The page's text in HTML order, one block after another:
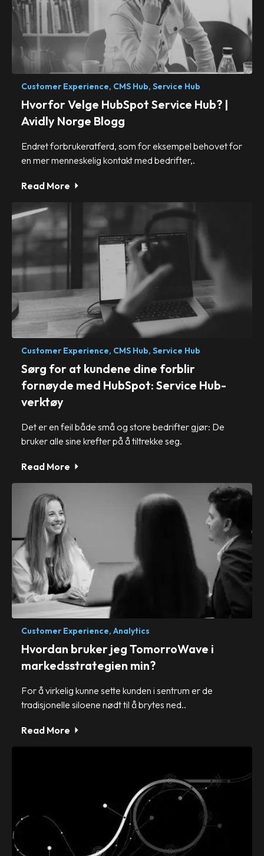
Customer Experience, CMS Hub, Service Hub
Hvorfor Velge HubSpot Service Hub? |
Avidly Norge Blogg
Endret forbrukeratferd, som for eksempel behovet for
en mer menneskelig kontakt med bedrifter,.
Read More
Customer Experience, CMS Hub, Service Hub
Sørg for at kundene dine forblir
fornøyde med HubSpot: Service Hub-
verktøy
Det er en feil både små og store bedrifter gjør: De
bruker alle sine krefter på å tiltrekke seg.
Read More
Customer Experience, Analytics
Hvordan bruker jeg TomorroWave i
markedsstrategien min?
For å virkelig kunne sette kunden i sentrum er de
tradisjonelle siloene nødt til å brytes ned..
Read More